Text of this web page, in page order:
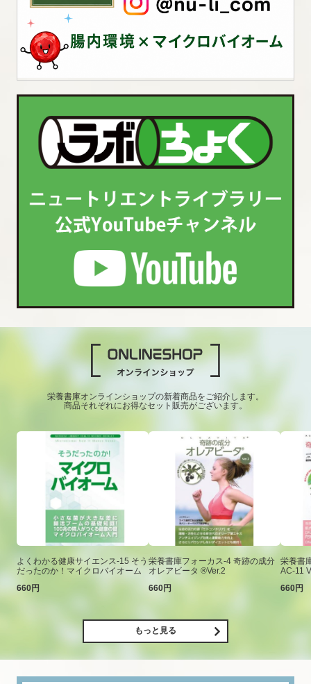
栄養書庫オンラインショップの新着商品をご紹介します。
商品それぞれにお得なセット販売がございます。
よくわかる健康サイエンス-15 そう
だったのか！マイクロバイオーム
660円
栄養書庫フォーカス-4 奇跡の成分
オレアビータ ®Ver.2
660円
栄養書
AC-11
660円
もっと見る